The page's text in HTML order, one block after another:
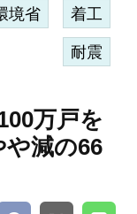
境省 着工
耐震
万戸を
や減の66